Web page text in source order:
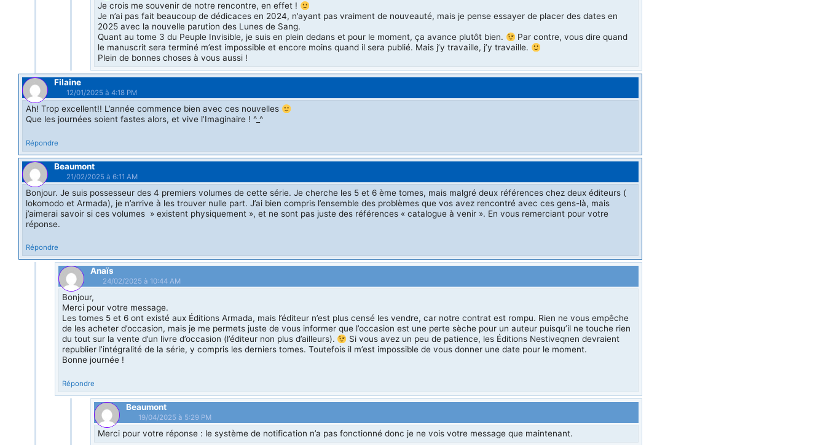
Je crois me souvenir de notre rencontre, en effet !
Je n’ai pas fait beaucoup de dédicaces en 2024, n’ayant pas vraiment de nouveauté, mais je pense essayer de placer des dates en
2025 avec la nouvelle parution des Lunes de Sang.
Quant au tome 3 du Peuple Invisible, je suis en plein dedans et pour le moment, ça avance plutôt bien.
Par contre, vous dire quand
le manuscrit sera terminé m’est impossible et encore moins quand il sera publié. Mais j’y travaille, j’y travaille.
Plein de bonnes choses à vous aussi !
Filaine
12/01/2025 à 4:18 PM
Ah! Trop excellent!! L’année commence bien avec ces nouvelles
Que les journées soient fastes alors, et vive l’Imaginaire ! ^_^
Répondre
Beaumont
21/02/2025 à 6:11 AM
Bonjour. Je suis possesseur des 4 premiers volumes de cette série. Je cherche les 5 et 6 ème tomes, mais malgré deux références chez deux éditeurs (
lokomodo et Armada), je n’arrive à les trouver nulle part. J’ai bien compris l’ensemble des problèmes que vos avez rencontré avec ces gens-là, mais
j’aimerai savoir si ces volumes » existent physiquement », et ne sont pas juste des références « catalogue à venir ». En vous remerciant pour votre
réponse.
Répondre
Anaïs
24/02/2025 à 10:44 AM
Bonjour,
Merci pour votre message.
Les tomes 5 et 6 ont existé aux Éditions Armada, mais l’éditeur n’est plus censé les vendre, car notre contrat est rompu. Rien ne vous empêche
de les acheter d’occasion, mais je me permets juste de vous informer que l’occasion est une perte sèche pour un auteur puisqu’il ne touche rien
du tout sur la vente d’un livre d’occasion (l’éditeur non plus d’ailleurs).
Si vous avez un peu de patience, les Éditions Nestiveqnen devraient
republier l’intégralité de la série, y compris les derniers tomes. Toutefois il m’est impossible de vous donner une date pour le moment.
Bonne journée !
Répondre
Beaumont
19/04/2025 à 5:29 PM
Merci pour votre réponse : le système de notification n’a pas fonctionné donc je ne vois votre message que maintenant.